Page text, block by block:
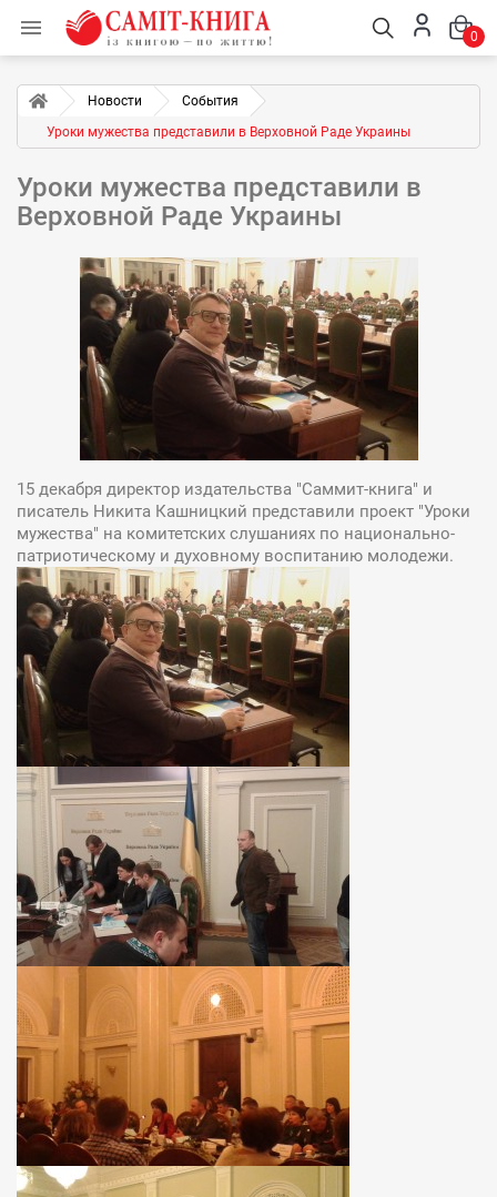
 0
Новости
События
Уроки мужества представили в Верховной Раде Украины
Уроки мужества представили в
Верховной Раде Украины
15 декабря директор издательства "Саммит-книга" и
писатель Никита Кашницкий представили проект "Уроки
мужества" на комитетских слушаниях по национально-
патриотическому и духовному воспитанию молодежи.